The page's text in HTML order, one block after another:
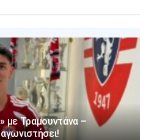
με Τραμουντάνα –